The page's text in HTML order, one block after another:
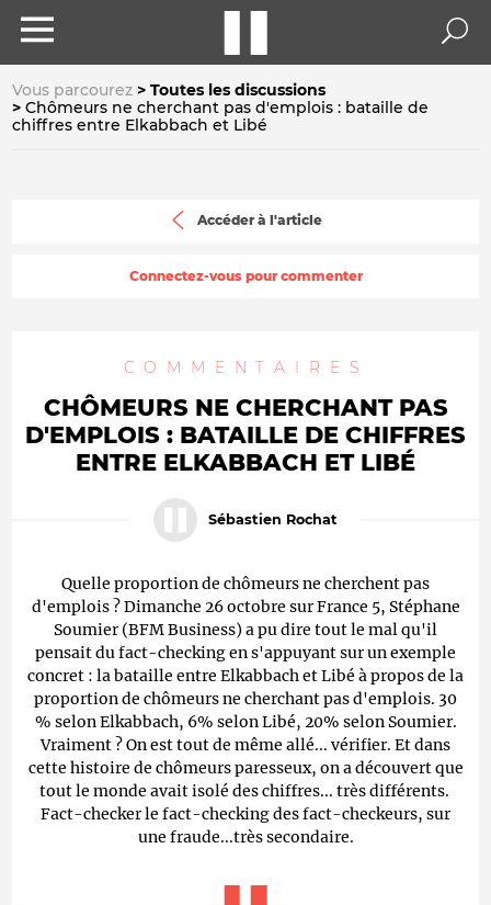
Vous parcourez
Toutes les discussions
Chômeurs ne cherchant pas d'emplois : bataille de
chiffres entre Elkabbach et Libé
Accéder à l'article
Connectez-vous pour commenter
COMMENTAIRES
CHÔMEURS NE CHERCHANT PAS
D'EMPLOIS : BATAILLE DE CHIFFRES
ENTRE ELKABBACH ET LIBÉ
Sébastien Rochat
Quelle proportion de chômeurs ne cherchent pas
d'emplois ? Dimanche 26 octobre sur France 5, Stéphane
Soumier (BFM Business) a pu dire tout le mal qu'il
pensait du fact-checking en s'appuyant sur un exemple
concret : la bataille entre Elkabbach et Libé à propos de la
proportion de chômeurs ne cherchant pas d'emplois. 30
% selon Elkabbach, 6% selon Libé, 20% selon Soumier.
Vraiment ? On est tout de même allé... vérifier. Et dans
cette histoire de chômeurs paresseux, on a découvert que
tout le monde avait isolé des chiffres... très différents.
Fact-checker le fact-checking des fact-checkeurs, sur
une fraude...très secondaire.